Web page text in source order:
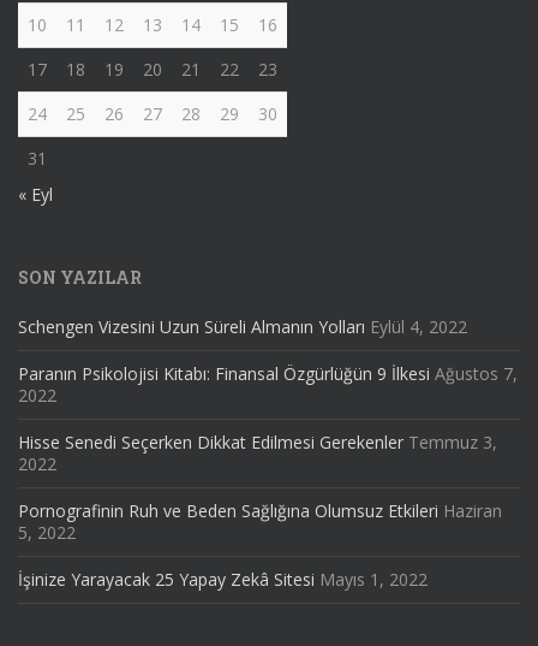
10
11 12 13 14 15
16
17
18 19 20 21 22
23
24
25 26 27 28 29
30
31
« Eyl
SON YAZILAR
Schengen Vizesini Uzun Süreli Almanın Yolları Eylül 4, 2022
Paranın Psikolojisi Kitabı: Finansal Özgürlüğün 9 İlkesi Ağustos 7,
2022
Hisse Senedi Seçerken Dikkat Edilmesi Gerekenler Temmuz 3,
2022
Pornografinin Ruh ve Beden Sağlığına Olumsuz Etkileri Haziran
5, 2022
İşinize Yarayacak 25 Yapay Zekâ Sitesi Mayıs 1, 2022